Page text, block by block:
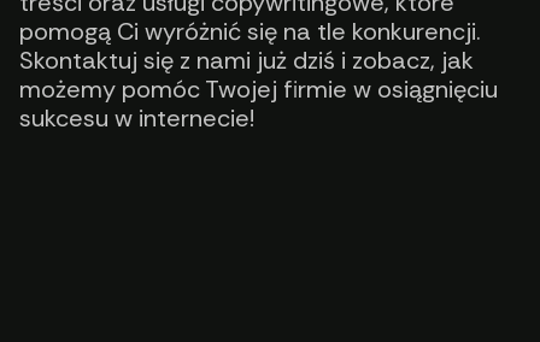
pomogą Ci wyróżnić się na tle konkurencji.
Skontaktuj się z nami już dziś i zobacz, jak
możemy pomóc Twojej firmie w osiągnięciu
sukcesu w internecie!